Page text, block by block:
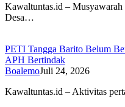
Kawaltuntas.id –
Desa…
PETI Tangga Barito Belum
APH Bertindak
BoalemoJuli 24, 2026
Kawaltuntas.id – Aktivitas